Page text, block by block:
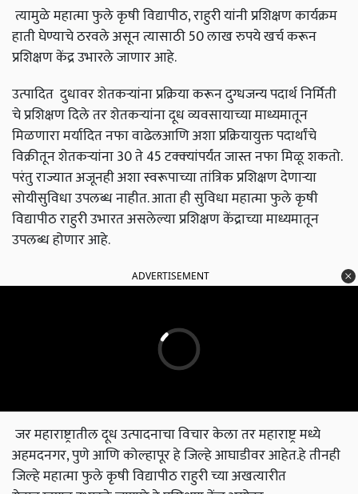
त्यामुळे महात्मा फुले कृषी विद्यापीठ, राहुरी यांनी प्रशिक्षण कार्यक्रम
हाती घेण्याचे ठरवले असून त्यासाठी 50 लाख रुपये खर्च करून
प्रशिक्षण केंद्र उभारले जाणार आहे.
उत्पादित दुधावर शेतकऱ्यांना प्रक्रिया करून दुग्धजन्य पदार्थ निर्मिती
चे प्रशिक्षण दिले तर शेतकऱ्यांना दूध व्यवसायाच्या माध्यमातून
मिळणारा मर्यादित नफा वाढेलआणि अशा प्रक्रियायुक्त पदार्थांचे
विक्रीतून शेतकऱ्यांना 30 ते 45 टक्‍क्‍यांपर्यंत जास्त नफा मिळू शकतो.
परंतु राज्यात अजूनही अशा स्वरूपाच्या तांत्रिक प्रशिक्षण देणाऱ्या
सोयीसुविधा उपलब्ध नाहीत. आता ही सुविधा महात्मा फुले कृषी
विद्यापीठ राहुरी उभारत असलेल्या प्रशिक्षण केंद्राच्या माध्यमातून
उपलब्ध होणार आहे.
ADVERTISEMENT
जर महाराष्ट्रातील दूध उत्पादनाचा विचार केला तर महाराष्ट्र मध्ये
अहमदनगर, पुणे आणि कोल्हापूर हे जिल्हे आघाडीवर आहेत.हे तीनही
जिल्हे महात्मा फुले कृषी विद्यापीठ राहुरी च्या अखत्यारीत